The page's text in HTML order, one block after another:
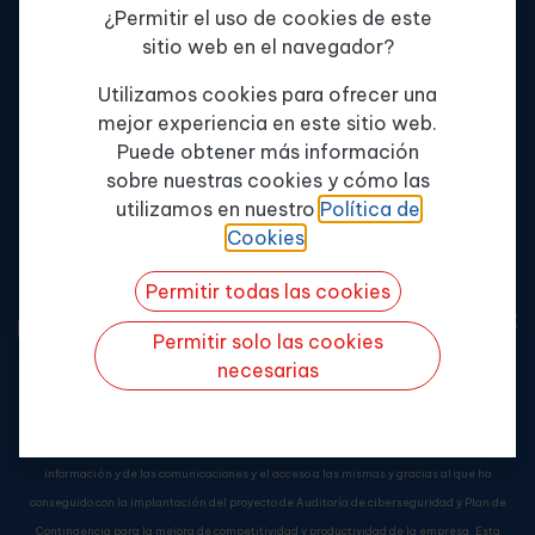
Quiero más info
+34 900 802 262
info@enterpriseformacion.com
Av. de la innovación, 11
Edif. MPE, 41019
Sevilla
Servicios
Formación
Política de Calidad
Misión y Valores
información y de las comunicaciones y el acceso a las mismas y gracias al que ha
conseguido con la implantación del proyecto de Auditoría de ciberseguridad y Plan de
Contingencia para la mejora de competitividad y productividad de la empresa. Esta
¿Permitir el uso de cookies de este
sitio web en el navegador?
Utilizamos cookies para ofrecer una
mejor experiencia en este sitio web.
Puede obtener más información
sobre nuestras cookies y cómo las
utilizamos en nuestro Política de
Cookies.
Permitir todas las cookies
Permitir solo las cookies
necesarias